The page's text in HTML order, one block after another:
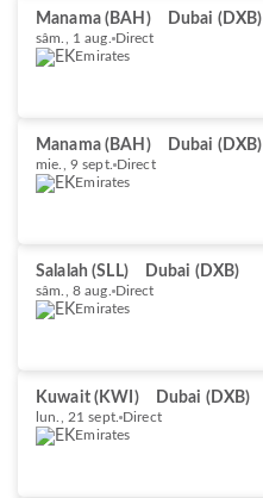
Manama (BAH) Dubai (DXB)
sâm., 1 aug. Direct
Emirates
Manama (BAH) Dubai (DXB)
mie., 9 sept. Direct
Emirates
Salalah (SLL) Dubai (DXB)
sâm., 8 aug. Direct
Emirates
Kuwait (KWI) Dubai (DXB)
lun., 21 sept. Direct
Emirates